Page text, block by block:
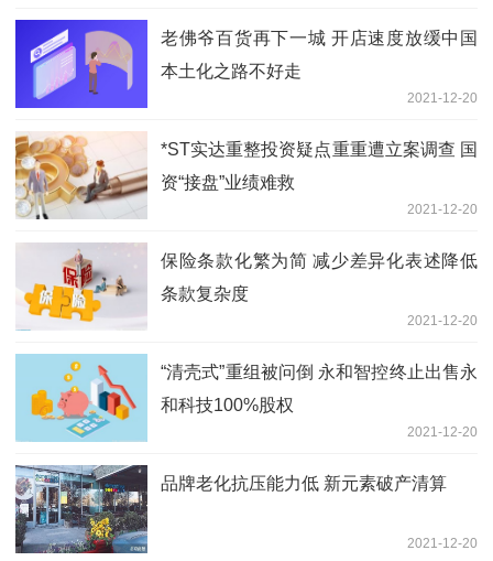
老佛爷百货再下一城 开店速度放缓中国
本土化之路不好走
2021-12-20
*ST实达重整投资疑点重重遭立案调查 国
资“接盘”业绩难救
2021-12-20
保险条款化繁为简 减少差异化表述降低
条款复杂度
2021-12-20
“清壳式”重组被问倒 永和智控终止出售永
和科技100%股权
2021-12-20
品牌老化抗压能力低 新元素破产清算
2021-12-20